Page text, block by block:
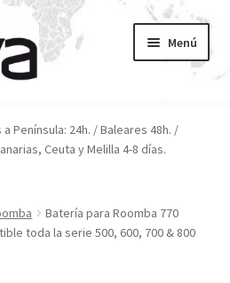
Menú
a Península: 24h. / Baleares 48h. /
Ceuta y Melilla 4-8 días.
Batería para Roomba 770
toda la serie 500, 600, 700 & 800